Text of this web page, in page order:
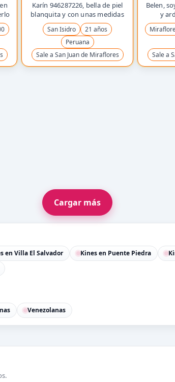
Karín 946287226, bella de piel
blanquita y con unas medidas
San Isidro
21 años
Peruana
Sale a San Juan de Miraflores
Belen,
y
Sale a
Cargar más
en Villa El Salvador Kines en Puente Piedra
Venezolanas